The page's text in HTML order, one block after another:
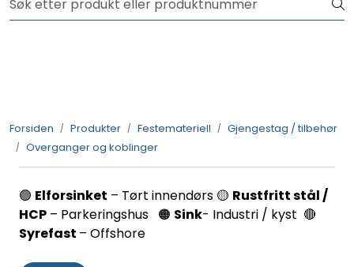
Skip to main contentNYHET! 150 nye varer
Forsiden Produkter Festemateriell
Gjengestag / tilbehør
Overganger og koblinger
🟢 Elforsinket – Tørt innendørs 🟡 Rustfritt stål /
HCP – Parkeringshus 🟠 Sink- Industri / kyst 🔴
Syrefast – Offshore
Rådgivning
Nyttige verktøy
Kontakt oss